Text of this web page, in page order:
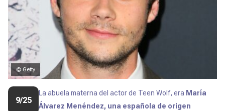
© Getty
9/25
La abuela materna del actor de Teen Wolf, era María
Álvarez Menéndez, una española de origen